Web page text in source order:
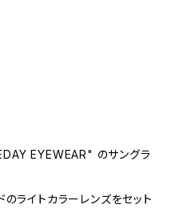
EYEWEAR" のサングラ
のライトカラーレンズをセット